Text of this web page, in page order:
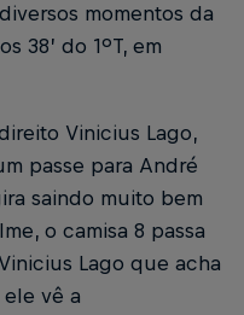
momentos da
38’ do 1ºT, em
Vinicius Lago,
passe para André
saindo muito bem
o camisa 8 passa
Lago que acha
vê a